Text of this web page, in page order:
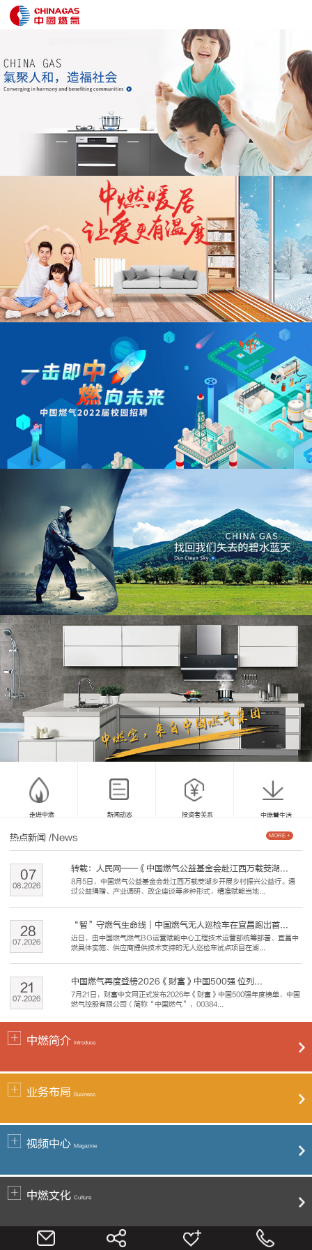
走进中燃 新闻动态 投资者关系 中燃慧生活
热点新闻 /News
转载：人民网——《中国燃气公益基金会赴江西万载茭湖...
8月5日，中国燃气公益基金会赴江西万载茭湖乡开展乡村振兴公益行。通
过公益捐赠、产业调研、政企座谈等多种形式，精准赋能当地...
08.2026
07
“智”守燃气生命线｜中国燃气无人巡检车在宜昌跑出首...
近日，由中国燃气燃气BG运营赋能中心工程技术运营部统筹部署、宜昌中
燃具体实施、供应商提供技术支持的无人巡检车试点项目在湖...
07.2026
28
中国燃气再度登榜2026《财富》中国500强 位列...
7月21日，财富中文网正式发布2026年《财富》中国500强年度榜单，中国
燃气控股有限公司（简称“中国燃气”，00384...
07.2026
21
MORE +
中燃简介 Introduce
业务布局 Business
视频中心 Magazine
中燃文化 Culture